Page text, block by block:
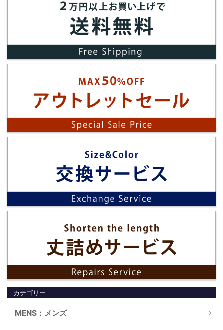
カテゴリー
MENS：メンズ